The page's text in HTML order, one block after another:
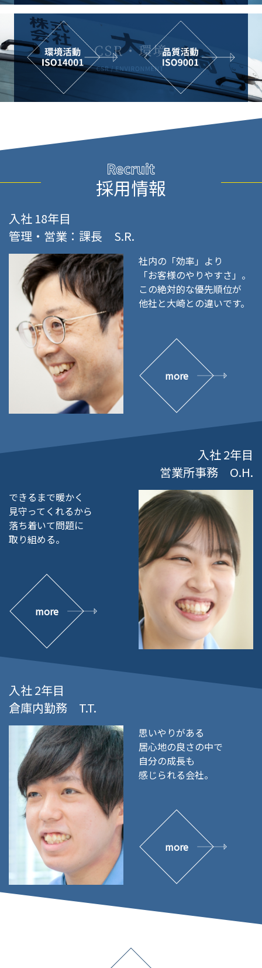
採用情報
入社 18年目
管理・営業：課長 S.R.
社内の「効率」より
「お客様のやりやすさ」。
この絶対的な優先順位が
他社と大崎との違いです。
more
入社 2年目
営業所事務 O.H.
できるまで暖かく
見守ってくれるから
落ち着いて問題に
取り組める。
more
入社 2年目
倉庫内勤務 T.T.
思いやりがある
居心地の良さの中で
自分の成長も
感じられる会社。
more